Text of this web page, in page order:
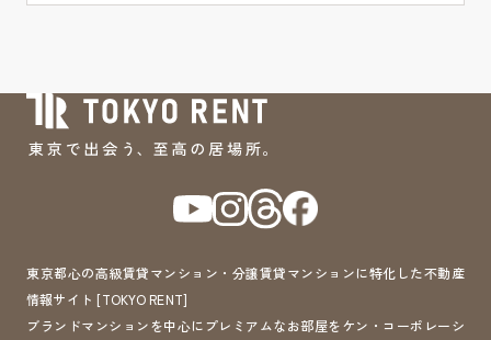
東京都心の高級賃貸マンション・分譲賃貸マンションに特化した不動産
情報サイト [TOKYO RENT]
ブランドマンションを中心にプレミアムなお部屋をケン・コーポレーシ